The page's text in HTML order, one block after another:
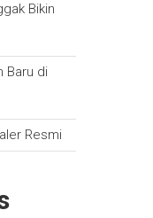
Bikin
Baru di
Resmi